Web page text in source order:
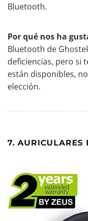
Bluetooth.
Por qué nos ha
Bluetooth de
deficiencias, pero si
están disponibles,
elección.
7. AURICULARES